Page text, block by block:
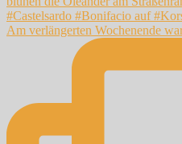
Am verlängerten Wochenende